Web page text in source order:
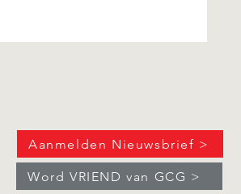
Expositie Aldrik Salverda
Aanmelden Nieuwsbrief >
Word VRIEND van GCG >